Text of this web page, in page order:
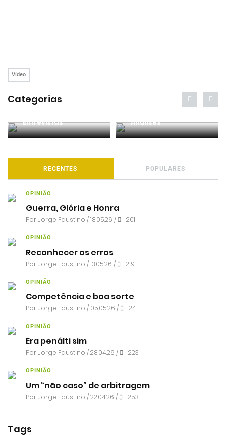
Vídeo
Categorias
Entrevistas Análises
RECENTES POPULARES
OPINIÃO
Guerra, Glória e Honra
PorJorge Faustino / 18.05.26 / 201
OPINIÃO
Reconhecer os erros
PorJorge Faustino / 13.05.26 / 219
OPINIÃO
Competência e boa sorte
PorJorge Faustino / 05.05.26 / 241
OPINIÃO
Era penálti sim
PorJorge Faustino / 28.04.26 / 223
OPINIÃO
Um “não caso” de arbitragem
PorJorge Faustino / 22.04.26 / 253
Tags